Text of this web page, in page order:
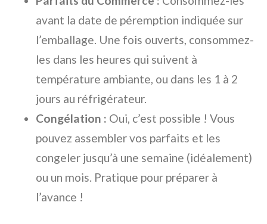
avant la date de péremption indiquée sur
l’emballage. Une fois ouverts, consommez-
les dans les heures qui suivent à
température ambiante, ou dans les 1 à 2
jours au réfrigérateur.
Congélation : Oui, c’est possible ! Vous
pouvez assembler vos parfaits et les
congeler jusqu’à une semaine (idéalement)
ou un mois. Pratique pour préparer à
l’avance !